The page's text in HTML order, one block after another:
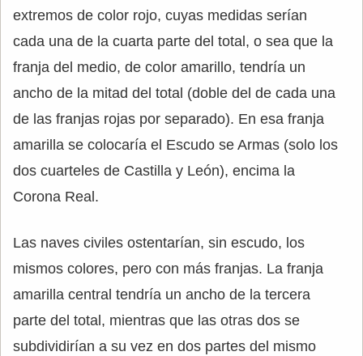
extremos de color rojo, cuyas medidas serían
cada una de la cuarta parte del total, o sea que la
franja del medio, de color amarillo, tendría un
ancho de la mitad del total (doble del de cada una
de las franjas rojas por separado). En esa franja
amarilla se colocaría el Escudo se Armas (solo los
dos cuarteles de Castilla y León), encima la
Corona Real.
Las naves civiles ostentarían, sin escudo, los
mismos colores, pero con más franjas. La franja
amarilla central tendría un ancho de la tercera
parte del total, mientras que las otras dos se
subdividirían a su vez en dos partes del mismo